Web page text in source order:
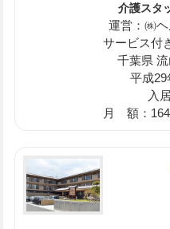
介護スタ
運営：㈱
サービス付
千葉県
平成29
入
月 額：